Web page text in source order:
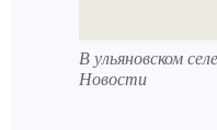
В ульяновском
Новости